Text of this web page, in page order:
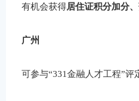
有机会获得居住证积分加分
广州
可参与“331金融人才工程”评